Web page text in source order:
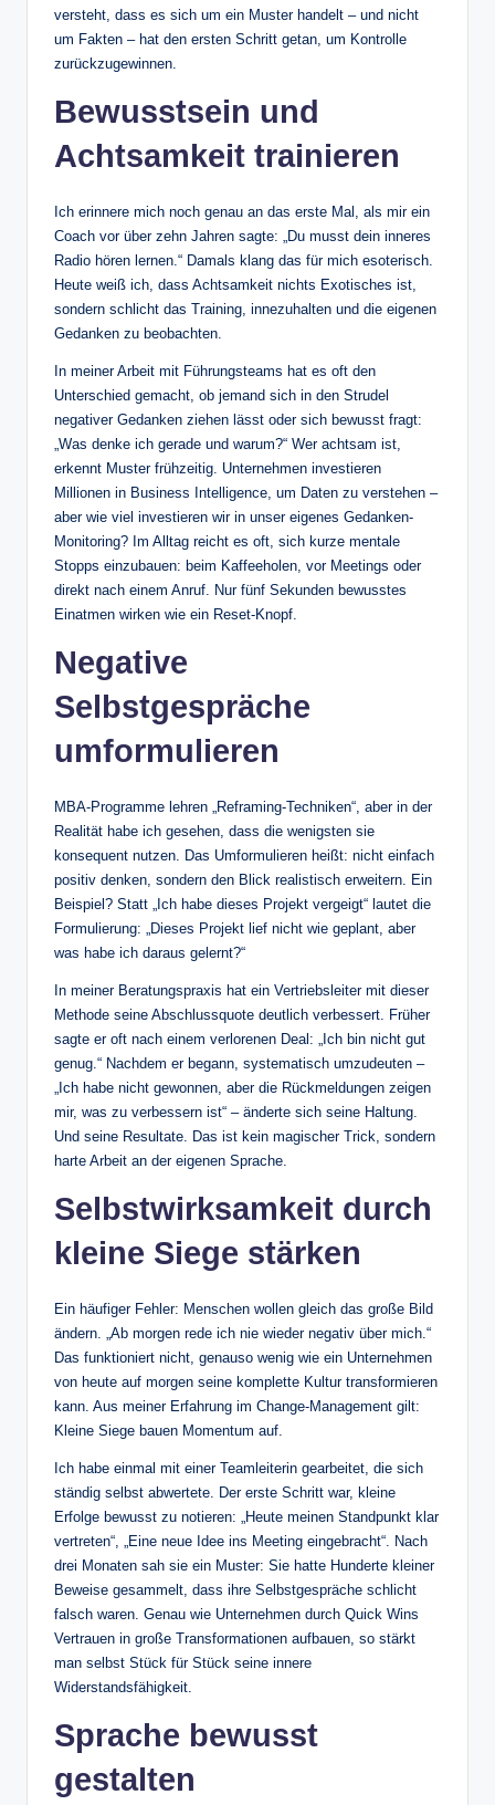
versteht, dass es sich um ein Muster handelt – und nicht
um Fakten – hat den ersten Schritt getan, um Kontrolle
zurückzugewinnen.
Bewusstsein und
Achtsamkeit trainieren
Ich erinnere mich noch genau an das erste Mal, als mir ein
Coach vor über zehn Jahren sagte: „Du musst dein inneres
Radio hören lernen.“ Damals klang das für mich esoterisch.
Heute weiß ich, dass Achtsamkeit nichts Exotisches ist,
sondern schlicht das Training, innezuhalten und die eigenen
Gedanken zu beobachten.
In meiner Arbeit mit Führungsteams hat es oft den
Unterschied gemacht, ob jemand sich in den Strudel
negativer Gedanken ziehen lässt oder sich bewusst fragt:
„Was denke ich gerade und warum?“ Wer achtsam ist,
erkennt Muster frühzeitig. Unternehmen investieren
Millionen in Business Intelligence, um Daten zu verstehen –
aber wie viel investieren wir in unser eigenes Gedanken-
Monitoring? Im Alltag reicht es oft, sich kurze mentale
Stopps einzubauen: beim Kaffeeholen, vor Meetings oder
direkt nach einem Anruf. Nur fünf Sekunden bewusstes
Einatmen wirken wie ein Reset-Knopf.
Negative
Selbstgespräche
umformulieren
MBA-Programme lehren „Reframing-Techniken“, aber in der
Realität habe ich gesehen, dass die wenigsten sie
konsequent nutzen. Das Umformulieren heißt: nicht einfach
positiv denken, sondern den Blick realistisch erweitern. Ein
Beispiel? Statt „Ich habe dieses Projekt vergeigt“ lautet die
Formulierung: „Dieses Projekt lief nicht wie geplant, aber
was habe ich daraus gelernt?“
In meiner Beratungspraxis hat ein Vertriebsleiter mit dieser
Methode seine Abschlussquote deutlich verbessert. Früher
sagte er oft nach einem verlorenen Deal: „Ich bin nicht gut
genug.“ Nachdem er begann, systematisch umzudeuten –
„Ich habe nicht gewonnen, aber die Rückmeldungen zeigen
mir, was zu verbessern ist“ – änderte sich seine Haltung.
Und seine Resultate. Das ist kein magischer Trick, sondern
harte Arbeit an der eigenen Sprache.
Selbstwirksamkeit durch
kleine Siege stärken
Ein häufiger Fehler: Menschen wollen gleich das große Bild
ändern. „Ab morgen rede ich nie wieder negativ über mich.“
Das funktioniert nicht, genauso wenig wie ein Unternehmen
von heute auf morgen seine komplette Kultur transformieren
kann. Aus meiner Erfahrung im Change-Management gilt:
Kleine Siege bauen Momentum auf.
Ich habe einmal mit einer Teamleiterin gearbeitet, die sich
ständig selbst abwertete. Der erste Schritt war, kleine
Erfolge bewusst zu notieren: „Heute meinen Standpunkt klar
vertreten“, „Eine neue Idee ins Meeting eingebracht“. Nach
drei Monaten sah sie ein Muster: Sie hatte Hunderte kleiner
Beweise gesammelt, dass ihre Selbstgespräche schlicht
falsch waren. Genau wie Unternehmen durch Quick Wins
Vertrauen in große Transformationen aufbauen, so stärkt
man selbst Stück für Stück seine innere
Widerstandsfähigkeit.
Sprache bewusst
gestalten